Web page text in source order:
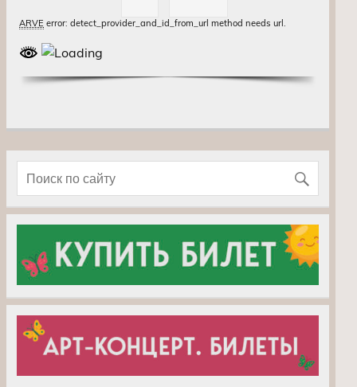
ARVE error: detect_provider_and_id_from_url method needs url.